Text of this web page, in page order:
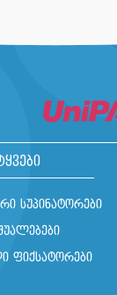
სუპინატორები
ფიქსატორები